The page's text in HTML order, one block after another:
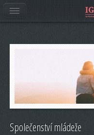
Společenství mládeže